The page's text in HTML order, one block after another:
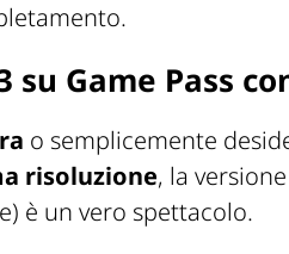
Game Pass
o semplicemente
risoluzione, la versione
è un vero spettacolo.